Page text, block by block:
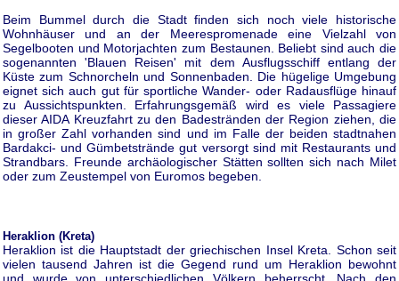
Beim Bummel durch die Stadt finden sich noch viele historische
Wohnhäuser und an der Meerespromenade eine Vielzahl von
Segelbooten und Motorjachten zum Bestaunen. Beliebt sind auch die
sogenannten 'Blauen Reisen' mit dem Ausflugsschiff entlang der
Küste zum Schnorcheln und Sonnenbaden. Die hügelige Umgebung
eignet sich auch gut für sportliche Wander- oder Radausflüge hinauf
zu Aussichtspunkten. Erfahrungsgemäß wird es viele Passagiere
dieser AIDA Kreuzfahrt zu den Badestränden der Region ziehen, die
in großer Zahl vorhanden sind und im Falle der beiden stadtnahen
Bardakci- und Gümbetstrände gut versorgt sind mit Restaurants und
Strandbars. Freunde archäologischer Stätten sollten sich nach Milet
oder zum Zeustempel von Euromos begeben.
Heraklion (Kreta)
Heraklion ist die Hauptstadt der griechischen Insel Kreta. Schon seit
vielen tausend Jahren ist die Gegend rund um Heraklion bewohnt